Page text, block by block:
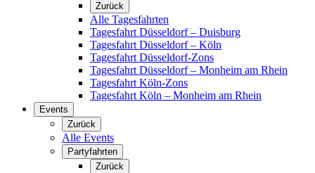
Zurück
Alle Tagesfahrten
Tagesfahrt Düsseldorf – Duisburg
Tagesfahrt Düsseldorf – Köln
Tagesfahrt Düsseldorf-Zons
Tagesfahrt Düsseldorf – Monheim am Rhein
Tagesfahrt Köln-Zons
Tagesfahrt Köln – Monheim am Rhein
Events
Zurück
Alle Events
Partyfahrten
Zurück